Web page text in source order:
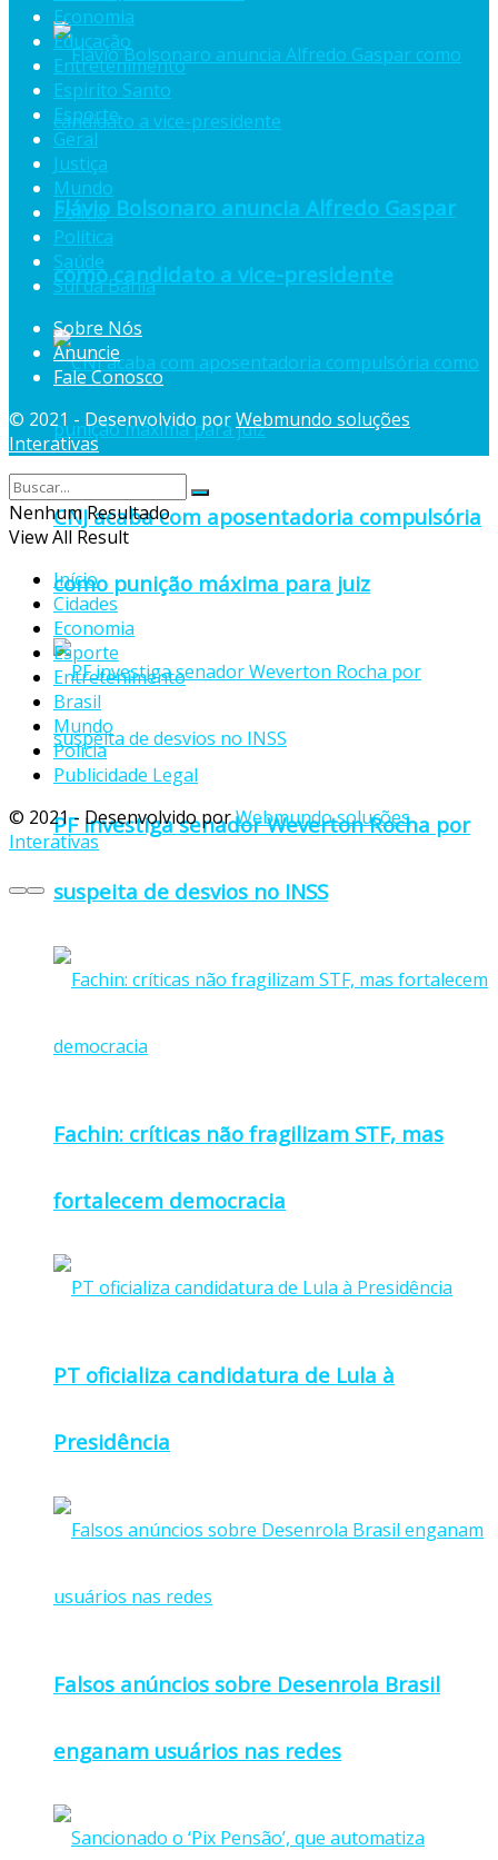
Flávio Bolsonaro anuncia Alfredo Gaspar
como candidato a vice-presidente
CNJ acaba com aposentadoria compulsória
como punição máxima para juiz
PF investiga senador Weverton Rocha por
suspeita de desvios no INSS
Fachin: críticas não fragilizam STF, mas
fortalecem democracia
PT oficializa candidatura de Lula à
Presidência
Falsos anúncios sobre Desenrola Brasil
enganam usuários nas redes
Economia
Educação
Entretenimento
Espiríto Santo
Esporte
Geral
Justiça
Mundo
Polícia
Política
Saúde
Sul da Bahia
Sobre Nós
Anuncie
Fale Conosco
© 2021 - Desenvolvido porWebmundo soluções
Interativas
Nenhum Resultado
View All Result
Início
Cidades
Economia
Esporte
Entretenimento
Brasil
Mundo
Polícia
Publicidade Legal
© 2021 - Desenvolvido porWebmundo soluções
Interativas